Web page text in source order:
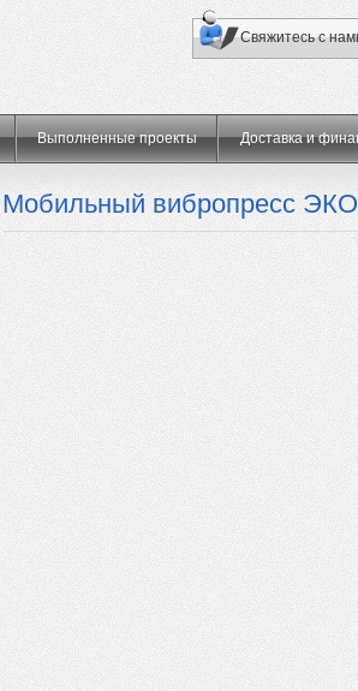
Свяжитесь с
Выполненные проекты Доставка и
Мобильный вибропресс